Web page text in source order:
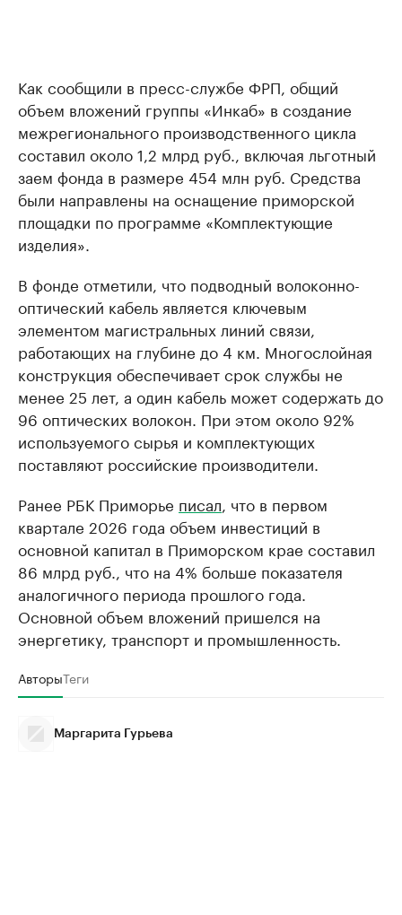
Как сообщили в пресс-службе ФРП, общий
объем вложений группы «Инкаб» в создание
межрегионального производственного цикла
составил около 1,2 млрд руб., включая льготный
заем фонда в размере 454 млн руб. Средства
были направлены на оснащение приморской
площадки по программе «Комплектующие
изделия».
В фонде отметили, что подводный волоконно-
оптический кабель является ключевым
элементом магистральных линий связи,
работающих на глубине до 4 км. Многослойная
конструкция обеспечивает срок службы не
менее 25 лет, а один кабель может содержать до
96 оптических волокон. При этом около 92%
используемого сырья и комплектующих
поставляют российские производители.
Ранее РБК Приморье писал, что в первом
квартале 2026 года объем инвестиций в
основной капитал в Приморском крае составил
86 млрд руб., что на 4% больше показателя
аналогичного периода прошлого года.
Основной объем вложений пришелся на
энергетику, транспорт и промышленность.
АвторыТеги
Маргарита Гурьева